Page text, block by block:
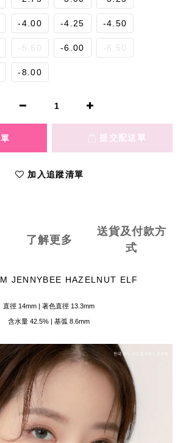
-4.00 -4.25 -4.50
-5.50 -6.00 -6.50
-8.00
加入追蹤清單
了解更多
送貨及付款方
式
JENNYBEE HAZELNUT ELF
直徑 14mm | 著色直徑 13.3mm
含水量 42.5% | 基弧 8.6mm